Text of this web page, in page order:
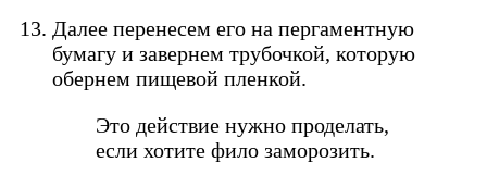
Далее перенесем его на пергаментную
бумагу и завернем трубочкой, которую
обернем пищевой пленкой.
Это действие нужно проделать,
если хотите фило заморозить.